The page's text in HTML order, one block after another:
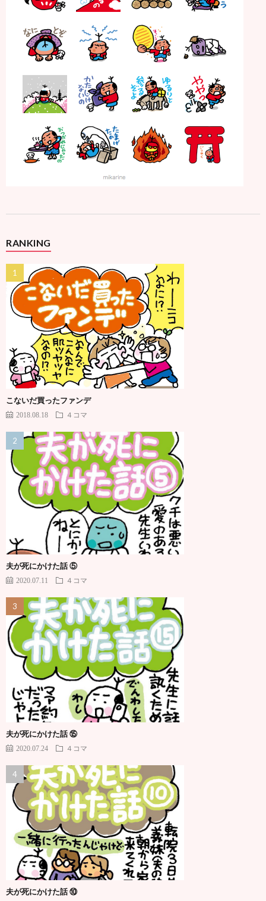
RANKING
こないだ買ったファンデ
2018.08.18 ４コマ
夫が死にかけた話 ⑤
2020.07.11 ４コマ
夫が死にかけた話 ⑮
2020.07.24 ４コマ
夫が死にかけた話 ⑩